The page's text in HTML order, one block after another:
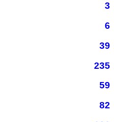
3
6
39
235
59
82